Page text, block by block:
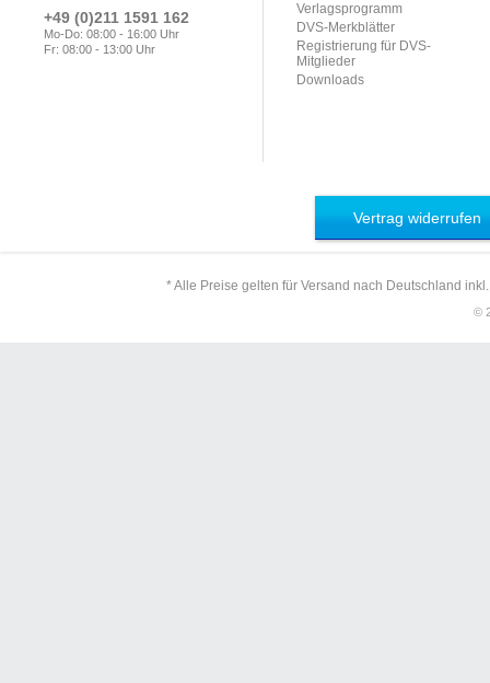
+49 (0)211 1591 162
Mo-Do: 08:00 - 16:00 Uhr
Fr: 08:00 - 13:00 Uhr
Verlagsprogramm
DVS-Merkblätter
Registrierung für DVS-
Mitglieder
Downloads
Vertrag widerrufen
* Alle Preise gelten für Versand nach Deutschland
©